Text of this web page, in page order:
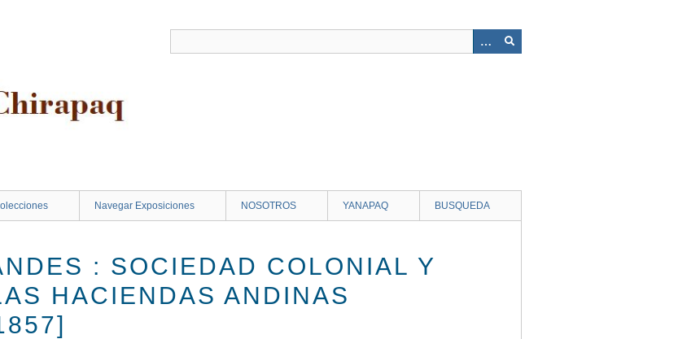
Navegar Exposiciones NOSOTROS YANAPAQ BUSQUEDA
: SOCIEDAD COLONIAL Y
HACIENDAS ANDINAS